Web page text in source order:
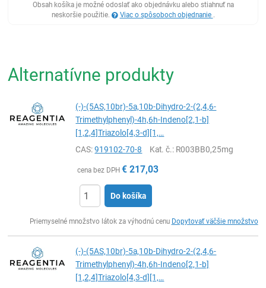
Obsah košíka je možné odoslať ako objednávku alebo stiahnuť na
neskoršie použitie.
Viac o spôsoboch objednanie .
Alternatívne produkty
(-)-(5AS,10br)-5a,10b-Dihydro-2-(2,4,6-
Trimethylphenyl)-4h,6h-Indeno[2,1-b]
[1,2,4]Triazolo[4,3-d][1,…
CAS:919102-70-8 Kat. č.: R003BB0,25mg
cena bez DPH € 217,03
Do košíka
Priemyselné množstvo látok za výhodnú cenu Dopytovať väčšie množstvo
(-)-(5AS,10br)-5a,10b-Dihydro-2-(2,4,6-
Trimethylphenyl)-4h,6h-Indeno[2,1-b]
[1,2,4]Triazolo[4,3-d][1,…